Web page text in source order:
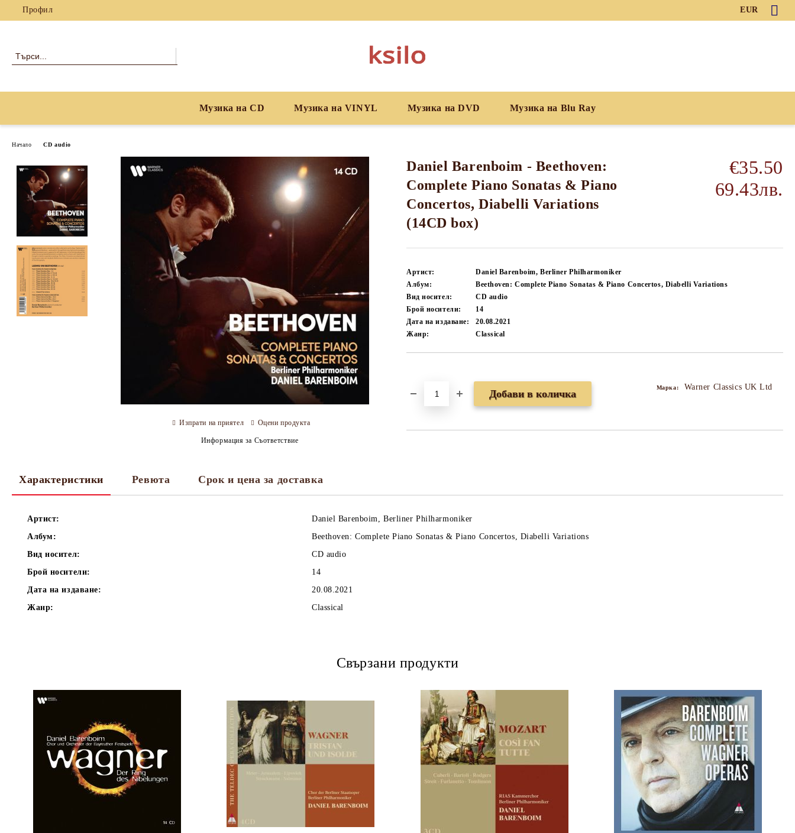
Профил EUR
Музика на CD Музика на VINYL Музика на DVD Музика на Blu Ray
Начало CD audio
Daniel Barenboim - Beethoven:
Complete Piano Sonatas & Piano
Concertos, Diabelli Variations
(14CD box)
€35.50
69.43лв.
Артист:
Daniel Barenboim, Berliner Philharmoniker
Албум:
Beethoven: Complete Piano Sonatas & Piano Concertos, Diabelli Variations
Вид носител:
CD audio
Брой носители:
14
Дата на издаване:
20.08.2021
Жанр:
Classical
Марка: Warner Classics UK Ltd
Изпрати на приятел Оцени продукта
Информация за Съответствие
Характеристики Ревюта Срок и цена за доставка
Артист:
Daniel Barenboim, Berliner Philharmoniker
Албум:
Beethoven: Complete Piano Sonatas & Piano Concertos, Diabelli Variations
Вид носител:
CD audio
Брой носители:
14
Дата на издаване:
20.08.2021
Жанр:
Classical
Свързани продукти